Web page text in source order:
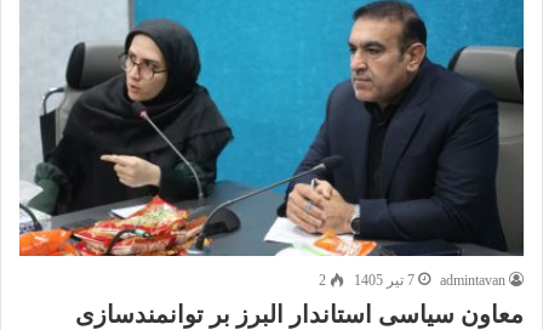
admintavan 7 تیر 1405 2
معاون سیاسی استاندار البرز بر توانمندسازی